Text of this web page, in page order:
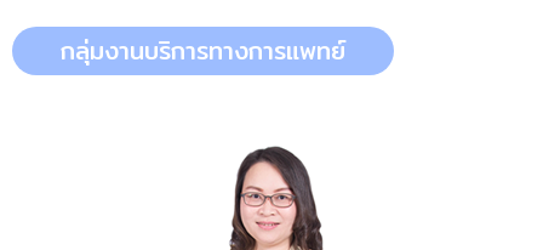
กลุ่มงานบริการทางการแพทย์